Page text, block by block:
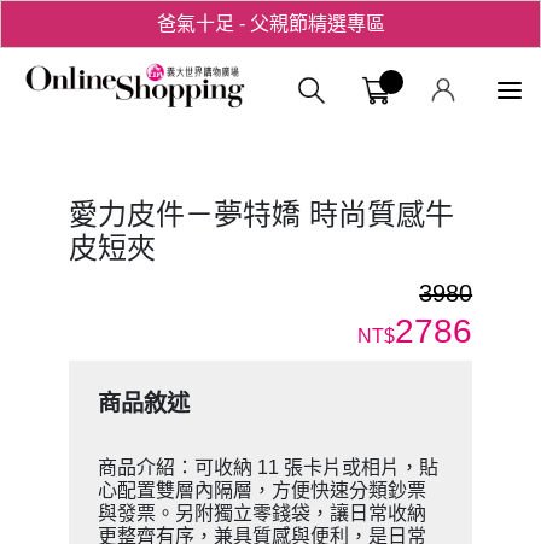
爸氣十足 - 父親節精選專區
用心愛你！七夕星選禮遇！義大購物
愛力皮件－夢特嬌 時尚質感牛
皮短夾
3980
NT$2786
商品敘述
商品介紹：可收納 11 張卡片或相片，貼
心配置雙層內隔層，方便快速分類鈔票
與發票。另附獨立零錢袋，讓日常收納
更整齊有序，兼具質感與便利，是日常